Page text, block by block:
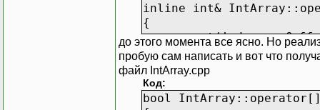
inline int&
{
assert(index >= 0 &&
return ia_[i];
}
до этого момента все ясно. Но
пробую сам написать и вот что
файл IntArray.cpp
Код:
bool